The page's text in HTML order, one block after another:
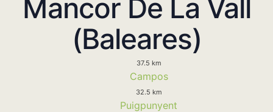
Mancor De La Vall
(Baleares)
37.5 km
Campos
32.5 km
Puigpunyent